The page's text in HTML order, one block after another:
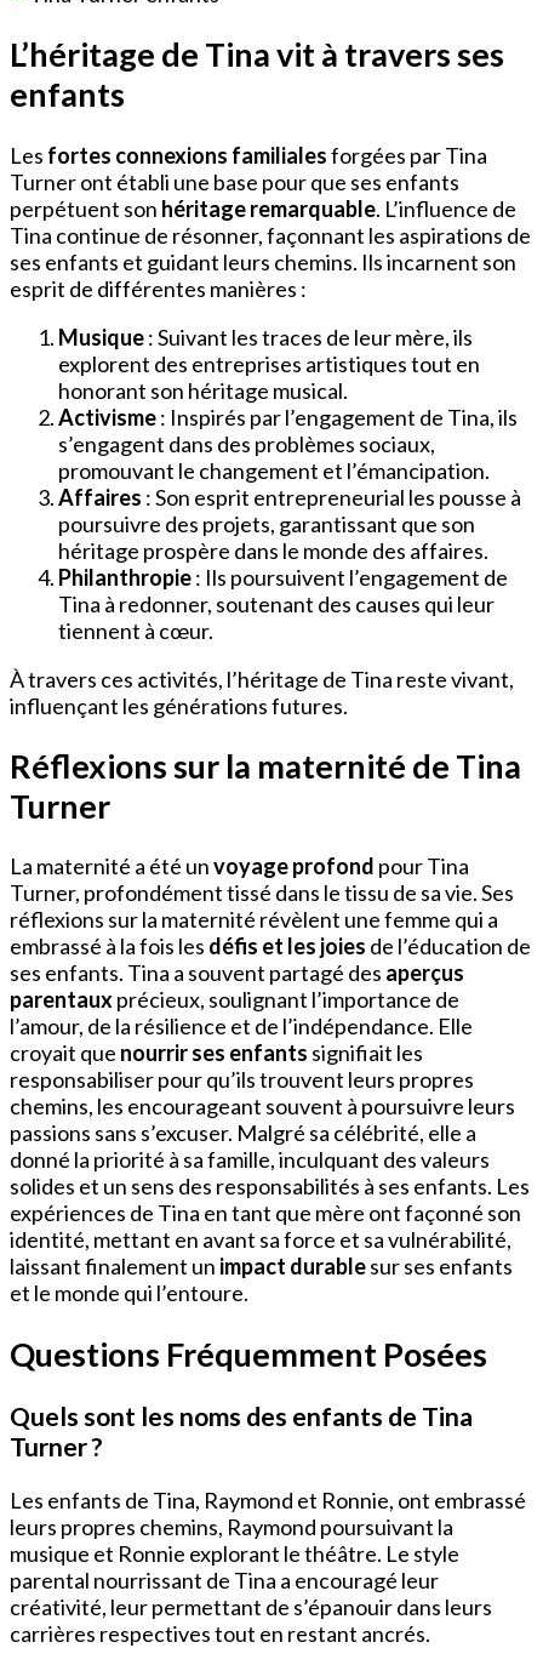
L’héritage de Tina vit à travers ses
enfants
Les fortes connexions familialesforgées par Tina
Turner ont établi une base pour que ses enfants
perpétuent son héritage remarquable. L’influence de
Tina continue de résonner, façonnant les aspirations de
ses enfants et guidant leurs chemins. Ils incarnent son
esprit de différentes manières :
Musique: Suivant les traces de leur mère, ils
explorent des entreprises artistiques tout en
honorant son héritage musical.
Activisme: Inspirés par l’engagement de Tina, ils
s’engagent dans des problèmes sociaux,
promouvant le changement et l’émancipation.
Affaires : Son esprit entrepreneurial les pousse à
poursuivre des projets, garantissant que son
héritage prospère dans le monde des affaires.
Philanthropie: Ils poursuivent l’engagement de
Tina à redonner, soutenant des causes qui leur
tiennent à cœur.
À travers ces activités, l’héritage de Tina reste vivant,
influençant les générations futures.
Réflexions sur la maternité de Tina
Turner
La maternité a été unvoyage profond pour Tina
Turner, profondément tissé dans le tissu de sa vie. Ses
réflexions sur la maternité révèlent une femme qui a
embrassé à la fois les défis et les joies de l’éducation de
ses enfants. Tina a souvent partagé des aperçus
parentauxprécieux, soulignant l’importance de
l’amour, de la résilience et de l’indépendance. Elle
croyait que nourrir ses enfants signifiait les
responsabiliser pour qu’ils trouvent leurs propres
chemins, les encourageant souvent à poursuivre leurs
passions sans s’excuser. Malgré sa célébrité, elle a
donné la priorité à sa famille, inculquant des valeurs
solides et un sens des responsabilités à ses enfants. Les
expériences de Tina en tant que mère ont façonné son
identité, mettant en avant sa force et sa vulnérabilité,
laissant finalement un impact durablesur ses enfants
et le monde qui l’entoure.
Questions Fréquemment Posées
Quels sont les noms des enfants de Tina
Turner ?
Les enfants de Tina, Raymond et Ronnie, ont embrassé
leurs propres chemins, Raymond poursuivant la
musique et Ronnie explorant le théâtre. Le style
parental nourrissant de Tina a encouragé leur
créativité, leur permettant de s’épanouir dans leurs
carrières respectives tout en restant ancrés.